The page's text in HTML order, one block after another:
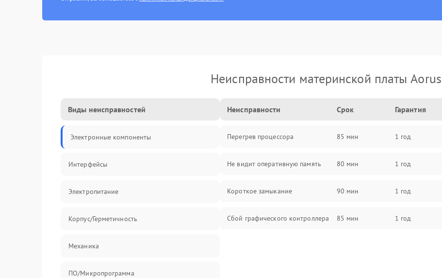
Неисправности материнской платы Aorus
Виды неисправностей
Электронные компоненты
Интерфейсы
Электропитание
Корпус/Герметичность
Механика
ПО/Микропрограмма
Неисправности Срок Гарантия
Перегрев процессора 85 мин 1 год
Не видит оперативную память 80 мин 1 год
Короткое замыкание 90 мин 1 год
Сбой графического контроллера 85 мин 1 год